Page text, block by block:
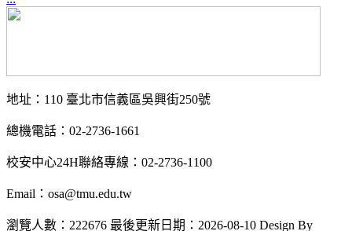
地址：110 臺北市信義區吳興街250號
總機電話：02-2736-1661
校安中心24H聯絡專線：02-2736-1100
Email：osa@tmu.edu.tw
瀏覽人數：222676 最後更新日期：2026-08-10 Design By